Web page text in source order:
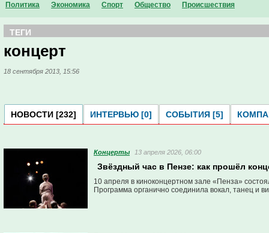
Политика Экономика Спорт Общество Проиcшествия
ТЕГИ
концерт
18 сентября 2013, 15:56
НОВОСТИ [232] ИНТЕРВЬЮ [0] СОБЫТИЯ [5]
Концерты 13 апреля 2026, 06:00
Звёздный час в Пензе: как прошёл
10 апреля в киноконцертном зале «Пенза»
Программа органично соединила вокал, танец и